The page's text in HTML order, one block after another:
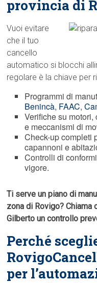
provincia di
Vuoi evitare
che il tuo
cancello
automatico si blocchi
regolare è la chiave per
Programmi di
Benincà, FAAC,
Verifiche su
e meccanismi di
Check-up completi
capannoni e
Controlli di
vigore.
Ti serve un piano di
zona di Rovigo? Chiama
Gilberto un controllo
Perché
per